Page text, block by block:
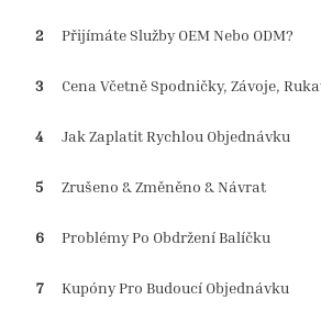
2 Přijímáte Služby OEM Nebo ODM?
3 Cena Včetně Spodničky, Závoje,
4 Jak Zaplatit Rychlou Objednávku
5 Zrušeno & Změněno & Návrat
6 Problémy Po Obdržení Balíčku
7 Kupóny Pro Budoucí Objednávku